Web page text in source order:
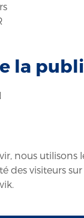
la
nous
des visiteurs